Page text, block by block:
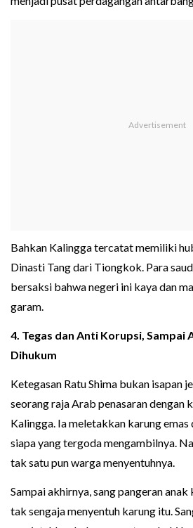
Bahkan Kalingga tercatat memiliki
Dinasti Tang dari Tiongkok. Para
bersaksi bahwa negeri ini kaya dan
garam.
4. Tegas dan Anti Korupsi, Sampai
Dihukum
Ketegasan Ratu Shima bukan isapan
seorang raja Arab penasaran dengan
Kalingga. Ia meletakkan karung emas
siapa yang tergoda mengambilnya.
tak satu pun warga menyentuhnya.
Sampai akhirnya, sang pangeran anak
tak sengaja menyentuh karung itu.